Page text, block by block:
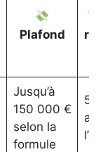
Plafond
Jusqu’à
150 000 €
selon la
formule
5